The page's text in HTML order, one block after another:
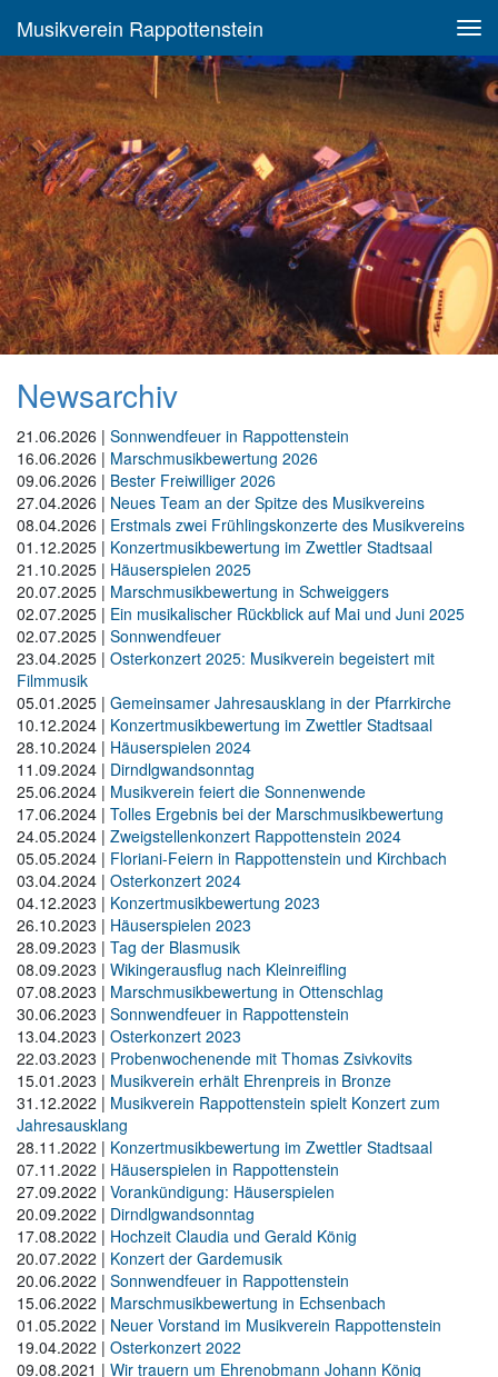
Musikverein Rappottenstein
Newsarchiv
21.06.2026 | Sonnwendfeuer in Rappottenstein
16.06.2026 | Marschmusikbewertung 2026
09.06.2026 | Bester Freiwilliger 2026
27.04.2026 | Neues Team an der Spitze des Musikvereins
08.04.2026 | Erstmals zwei Frühlingskonzerte des Musikvereins
01.12.2025 | Konzertmusikbewertung im Zwettler Stadtsaal
21.10.2025 | Häuserspielen 2025
20.07.2025 | Marschmusikbewertung in Schweiggers
02.07.2025 | Ein musikalischer Rückblick auf Mai und Juni 2025
02.07.2025 | Sonnwendfeuer
23.04.2025 | Osterkonzert 2025: Musikverein begeistert mit
Filmmusik
05.01.2025 | Gemeinsamer Jahresausklang in der Pfarrkirche
10.12.2024 | Konzertmusikbewertung im Zwettler Stadtsaal
28.10.2024 | Häuserspielen 2024
11.09.2024 | Dirndlgwandsonntag
25.06.2024 | Musikverein feiert die Sonnenwende
17.06.2024 | Tolles Ergebnis bei der Marschmusikbewertung
24.05.2024 | Zweigstellenkonzert Rappottenstein 2024
05.05.2024 | Floriani-Feiern in Rappottenstein und Kirchbach
03.04.2024 | Osterkonzert 2024
04.12.2023 | Konzertmusikbewertung 2023
26.10.2023 | Häuserspielen 2023
28.09.2023 | Tag der Blasmusik
08.09.2023 | Wikingerausflug nach Kleinreifling
07.08.2023 | Marschmusikbewertung in Ottenschlag
30.06.2023 | Sonnwendfeuer in Rappottenstein
13.04.2023 | Osterkonzert 2023
22.03.2023 | Probenwochenende mit Thomas Zsivkovits
15.01.2023 | Musikverein erhält Ehrenpreis in Bronze
31.12.2022 | Musikverein Rappottenstein spielt Konzert zum
Jahresausklang
28.11.2022 | Konzertmusikbewertung im Zwettler Stadtsaal
07.11.2022 | Häuserspielen in Rappottenstein
27.09.2022 | Vorankündigung: Häuserspielen
20.09.2022 | Dirndlgwandsonntag
17.08.2022 | Hochzeit Claudia und Gerald König
20.07.2022 | Konzert der Gardemusik
20.06.2022 | Sonnwendfeuer in Rappottenstein
15.06.2022 | Marschmusikbewertung in Echsenbach
01.05.2022 | Neuer Vorstand im Musikverein Rappottenstein
19.04.2022 | Osterkonzert 2022
09.08.2021 | Wir trauern um Ehrenobmann Johann König